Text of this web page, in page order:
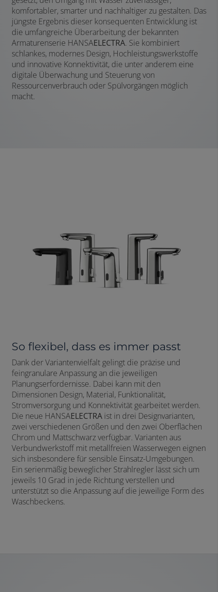
komfortabler, smarter und nachhaltiger zu gestalten. Das
jüngste Ergebnis dieser konsequenten Entwicklung ist
die umfangreiche Überarbeitung der bekannten
Armaturenserie HANSAELECTRA. Sie kombiniert
schlankes, modernes Design, Hochleistungswerkstoffe
und innovative Konnektivität, die unter anderem eine
digitale Überwachung und Steuerung von
Ressourcenverbrauch oder Spülvorgängen möglich
macht.
So flexibel, dass es immer passt
Dank der Variantenvielfalt gelingt die präzise und
feingranulare Anpassung an die jeweiligen
Planungserfordernisse. Dabei kann mit den
Dimensionen Design, Material, Funktionalität,
Stromversorgung und Konnektivität gearbeitet werden.
Die neue HANSAELECTRA ist in drei Designvarianten,
zwei verschiedenen Größen und den zwei Oberflächen
Chrom und Mattschwarz verfügbar. Varianten aus
Verbundwerkstoff mit metallfreien Wasserwegen eignen
sich insbesondere für sensible Einsatz-Umgebungen.
Ein serienmäßig beweglicher Strahlregler lässt sich um
jeweils 10 Grad in jede Richtung verstellen und
unterstützt so die Anpassung auf die jeweilige Form des
Waschbeckens.